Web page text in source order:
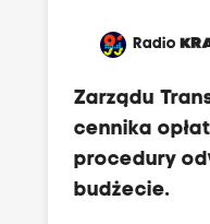
Radio
Zarządu
cennika
procedury
budżecie.